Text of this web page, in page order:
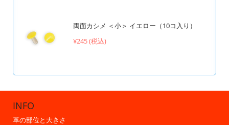
両面カシメ ＜小＞ イエロー（10コ入り）
¥245 (税込)
INFO
革の部位と大きさ